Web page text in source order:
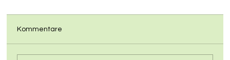
Kommentare